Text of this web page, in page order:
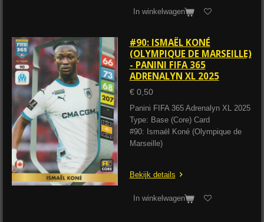
In winkelwagen
#90: ISMAËL KONÉ
(OLYMPIQUE DE MARSEILLE)
- PANINI FIFA 365
ADRENALYN XL 2025
€ 0,50
Panini FIFA 365 Adrenalyn XL 2025
Type: Base (Core) Card
#90: Ismaël Koné (Olympique de
Marseille)
Bekijk details
In winkelwagen